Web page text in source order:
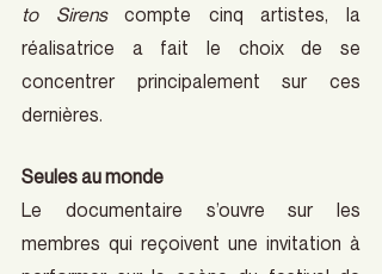
to Sirens compte cinq artistes, la
réalisatrice a fait le choix de se
concentrer principalement sur ces
dernières.
Seules au monde
Le documentaire s’ouvre sur les
membres qui reçoivent une invitation à